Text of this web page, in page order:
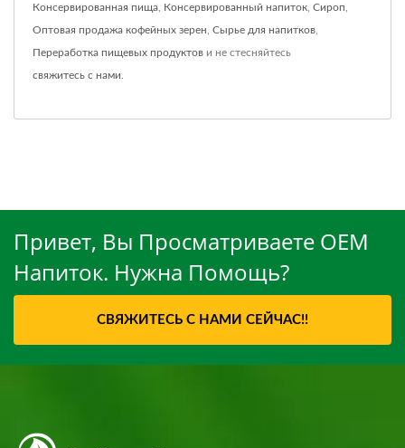
Консервированная пища Консервированный напиток Сироп
Оптовая продажа кофейных зерен Сырье для напитков
Переработка пищевых продуктов и не стесняйтесь
свяжитесь с нами
Привет, Вы Просматриваете OEM
Напиток. Нужна Помощь?
СВЯЖИТЕСЬ С НАМИ СЕЙЧАС!!